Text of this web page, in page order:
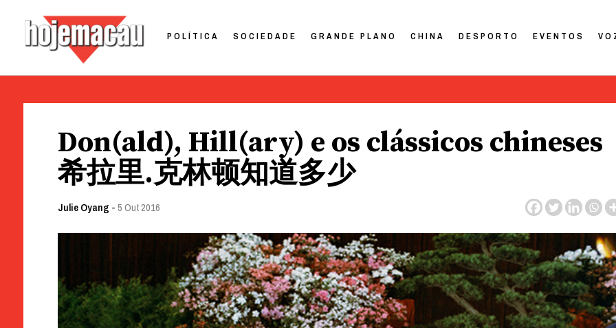
POLÍTICA SOCIEDADE GRANDE PLANO CHINA DESPORTO EVENTOS
Don(ald), Hill(ary) e os clássicos chineses
希拉里.克林顿知道多少
Julie Oyang -5 Out 2016